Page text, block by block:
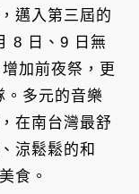
邁入第三屆的
8 日、9 日無
加前夜祭，更
。多元的音樂
在南台灣最舒
涼鬆鬆的和
食。